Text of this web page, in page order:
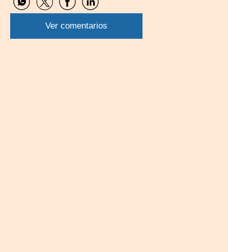
Compartir
por
WhatsApp
Compartir
por
Twitter
Compartir
por
Facebook
Compartir
por
Linkedin
Ver comentarios